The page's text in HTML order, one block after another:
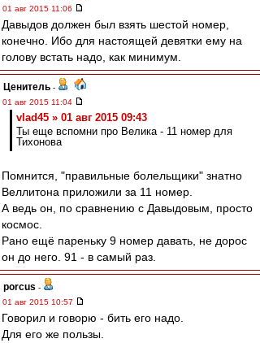
01 авг 2015 11:06
Давыдов должен был взять шестой номер,
конечно. Ибо для настоящей девятки ему на
голову встать надо, как минимум.
Ценитель -
01 авг 2015 11:04
vlad45 » 01 авг 2015 09:43
Ты еще вспомни про Велика - 11 номер для
Тихонова
Помнится, "правильные болельщики" знатно
Веллитона приложили за 11 номер.
А ведь он, по сравнению с Давыдовым, просто
космос.
Рано ещё пареньку 9 номер давать, не дорос
он до него. 91 - в самый раз.
porcus -
01 авг 2015 10:57
Говорил и говорю - бить его надо.
Для его же пользы.